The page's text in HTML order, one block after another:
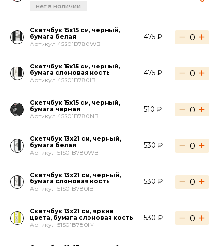
нет в наличии
Скетчбук 15х15 см, черный,
бумага белая
Артикул 45S01B780WB
475 ₽ − +
Скетчбук 15х15 см, черный,
бумага слоновая кость
Артикул 45S01B780IB
475 ₽ − +
Скетчбук 15х15 см, черный,
бумага черная
Артикул 45S01B780NB
510 ₽ − +
Скетчбук 13х21 см, черный,
бумага белая
Артикул 51S01B780WB
530 ₽ − +
Скетчбук 13х21 см, черный,
бумага слоновая кость
Артикул 51S01B780IB
530 ₽ − +
Скетчбук 13х21 см, яркие
цвета, бумага слоновая кость
Артикул 51S01B780IM
530 ₽ − +